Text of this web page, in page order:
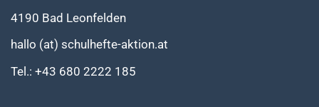
4190 Bad Leonfelden
hallo (at) schulhefte-aktion.at
Tel.: +43 680 2222 185